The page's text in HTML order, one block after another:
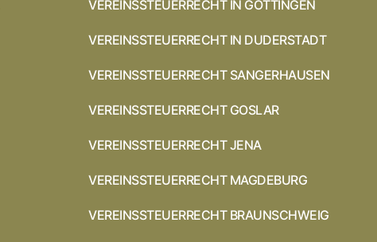
VEREINSSTEUERRECHT IN GÖTTINGEN
VEREINSSTEUERRECHT IN DUDERSTADT
VEREINSSTEUERRECHT SANGERHAUSEN
VEREINSSTEUERRECHT GOSLAR
VEREINSSTEUERRECHT JENA
VEREINSSTEUERRECHT MAGDEBURG
VEREINSSTEUERRECHT BRAUNSCHWEIG